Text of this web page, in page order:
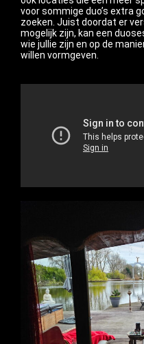
voor sommige duo’s extra
zoeken. Juist doordat er
mogelijk zijn, kan een
wie jullie zijn en op de
willen vormgeven.